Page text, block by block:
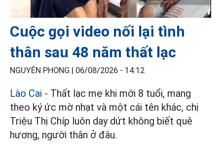
Cuộc gọi video nối lại tình
thân sau 48 năm thất lạc
NGUYÊN PHONG | 06/08/2026 - 14:12
Lào Cai - Thất lạc mẹ khi mới 8 tuổi, mang
theo ký ức mờ nhạt và một cái tên khác, chị
Triệu Thị Chíp luôn day dứt không biết quê
hương, người thân ở đâu.